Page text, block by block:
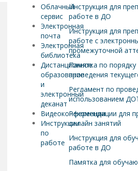
Облачный
сервис
Электронная
почта
Электронная
библиотека
Дистанционное
образование
и
электронный
деканат
Видеоконференции
Инструкции
по
работе
Инструкция для
работе в ДО
Инструкция для
работе с
промежуточной
Памятка по порядку
проведения
Регламент по
использованием
Рекомендации для
онлайн занятий
Инструкция для
работе в ДО
Памятка для